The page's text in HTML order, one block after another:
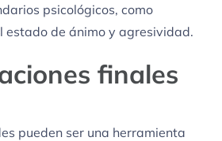
psicológicos, como
estado de ánimo y agresividad.
finales
pueden ser una herramienta